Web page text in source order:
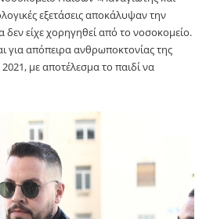
εξετάσεις αποκάλυψαν την
δεν είχε χορηγηθεί από το νοσοκομείο.
για απόπειρα ανθρωποκτονίας της
με αποτέλεσμα το παιδί να